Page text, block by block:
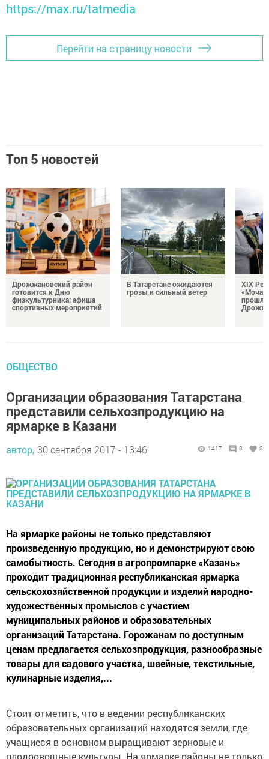
https://max.ru/tatmedia
Перейти на страницу новости
Топ 5 новостей
Дрожжановский район
готовится к Дню
физкультурника: афиша
спортивных мероприятий
В Татарстане ожидаются
грозы и сильный ветер
XIX
ОБЩЕСТВО
Организации образования Татарстана
представили сельхозпродукцию на
ярмарке в Казани
автор, 30 сентября 2017 - 13:46 1417 0 0
На ярмарке районы не только представляют
произведенную продукцию, но и демонстрируют свою
самобытность. Сегодня в агропромпарке «Казань»
проходит традиционная республиканская ярмарка
сельскохозяйственной продукции и изделий народно-
художественных промыслов с участием
муниципальных районов и образовательных
организаций Татарстана. Горожанам по доступным
ценам предлагается сельхозпродукция, разнообразные
товары для садового участка, швейные, текстильные,
кулинарные изделия,...
Стоит отметить, что в ведении республиканских
образовательных организаций находятся земли, где
учащиеся в основном выращивают зерновые и